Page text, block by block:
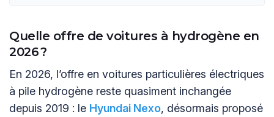
Quelle offre de voitures à hydrogène en
2026 ?
En 2026, l’offre en voitures particulières électriques
à pile hydrogène reste quasiment inchangée
depuis 2019 : le Hyundai Nexo, désormais proposé